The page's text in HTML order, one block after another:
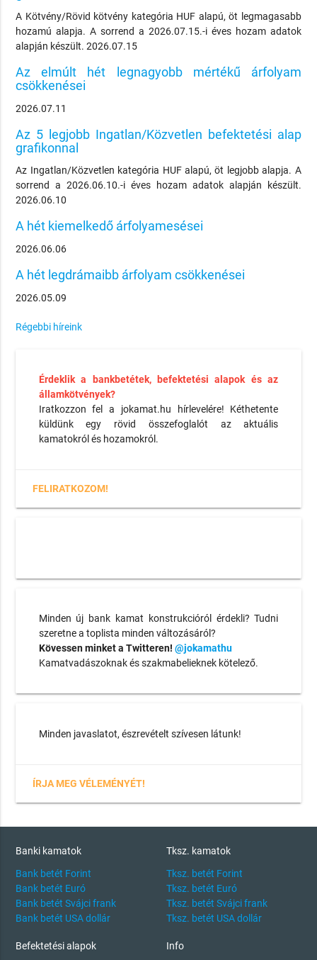
A Kötvény/Rövid kötvény kategória HUF alapú, öt legmagasabb
hozamú alapja. A sorrend a 2026.07.15.-i éves hozam adatok
alapján készült. 2026.07.15
Az elmúlt hét legnagyobb mértékű árfolyam
csökkenései
2026.07.11
Az 5 legjobb Ingatlan/Közvetlen befektetési alap
grafikonnal
Az Ingatlan/Közvetlen kategória HUF alapú, öt legjobb alapja. A
sorrend a 2026.06.10.-i éves hozam adatok alapján készült.
2026.06.10
A hét kiemelkedő árfolyamesései
2026.06.06
A hét legdrámaibb árfolyam csökkenései
2026.05.09
Régebbi híreink
Érdeklik a bankbetétek, befektetési alapok és az
államkötvények?
Iratkozzon fel a jokamat.hu hírlevelére! Kéthetente
küldünk egy rövid összefoglalót az aktuális
kamatokról és hozamokról.
FELIRATKOZOM!
Minden új bank kamat konstrukcióról érdekli? Tudni
szeretne a toplista minden változásáról?
Kövessen minket a Twitteren! @jokamathu
Kamatvadászoknak és szakmabelieknek kötelező.
Minden javaslatot, észrevételt szívesen látunk!
ÍRJA MEG VÉLEMÉNYÉT!
Banki kamatok
Bank betét Forint
Bank betét Euró
Bank betét Svájci frank
Bank betét USA dollár
Tksz. kamatok
Tksz. betét Forint
Tksz. betét Euró
Tksz. betét Svájci frank
Tksz. betét USA dollár
Befektetési alapok Info